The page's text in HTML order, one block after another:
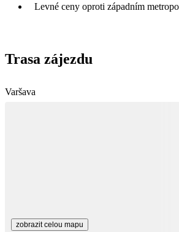
Levné ceny oproti západním
Trasa zájezdu
Varšava
zobrazit celou mapu